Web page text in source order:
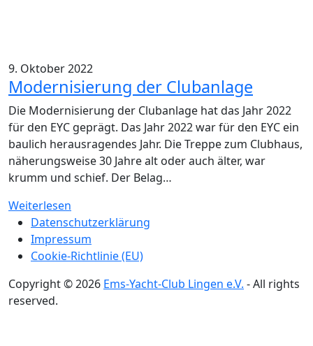
9. Oktober 2022
Modernisierung der Clubanlage
Die Modernisierung der Clubanlage hat das Jahr 2022
für den EYC geprägt. Das Jahr 2022 war für den EYC ein
baulich herausragendes Jahr. Die Treppe zum Clubhaus,
näherungsweise 30 Jahre alt oder auch älter, war
krumm und schief. Der Belag…
Weiterlesen
Datenschutzerklärung
Impressum
Cookie-Richtlinie (EU)
Copyright © 2026 Ems-Yacht-Club Lingen e.V. - All rights
reserved.